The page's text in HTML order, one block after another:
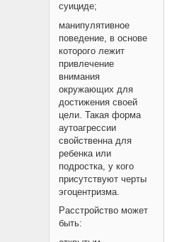
суициде;
манипулятивное
поведение, в основе
которого лежит
привлечение
внимания
окружающих для
достижения своей
цели. Такая форма
аутоагрессии
свойственна для
ребенка или
подростка, у кого
присутствуют черты
эгоцентризма.
Расстройство может
быть: